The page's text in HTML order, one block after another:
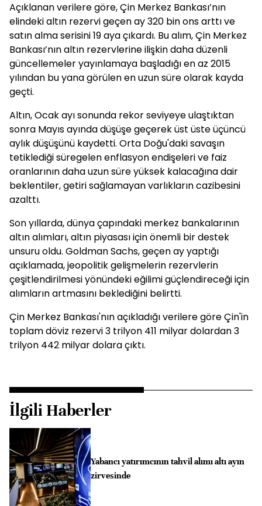
Açıklanan verilere göre, Çin Merkez Bankası’nın
elindeki altın rezervi geçen ay 320 bin ons arttı ve
satın alma serisini 19 aya çıkardı. Bu alım, Çin Merkez
Bankası’nın altın rezervlerine ilişkin daha düzenli
güncellemeler yayınlamaya başladığı en az 2015
yılından bu yana görülen en uzun süre olarak kayda
geçti.
Altın, Ocak ayı sonunda rekor seviyeye ulaştıktan
sonra Mayıs ayında düşüşe geçerek üst üste üçüncü
aylık düşüşünü kaydetti. Orta Doğu'daki savaşın
tetiklediği süregelen enflasyon endişeleri ve faiz
oranlarının daha uzun süre yüksek kalacağına dair
beklentiler, getiri sağlamayan varlıkların cazibesini
azalttı.
Son yıllarda, dünya çapındaki merkez bankalarının
altın alımları, altın piyasası için önemli bir destek
unsuru oldu. Goldman Sachs, geçen ay yaptığı
açıklamada, jeopolitik gelişmelerin rezervlerin
çeşitlendirilmesi yönündeki eğilimi güçlendireceği için
alımların artmasını beklediğini belirtti.
Çin Merkez Bankası'nın açıkladığı verilere göre Çin'in
toplam döviz rezervi 3 trilyon 411 milyar dolardan 3
trilyon 442 milyar dolara çıktı.
İlgili Haberler
Yabancı yatırımcının tahvil alımı altı ayın
zirvesinde